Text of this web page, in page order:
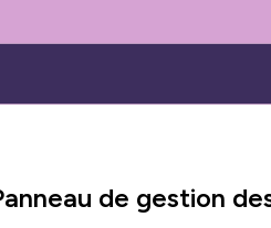
temps réel
de gestion